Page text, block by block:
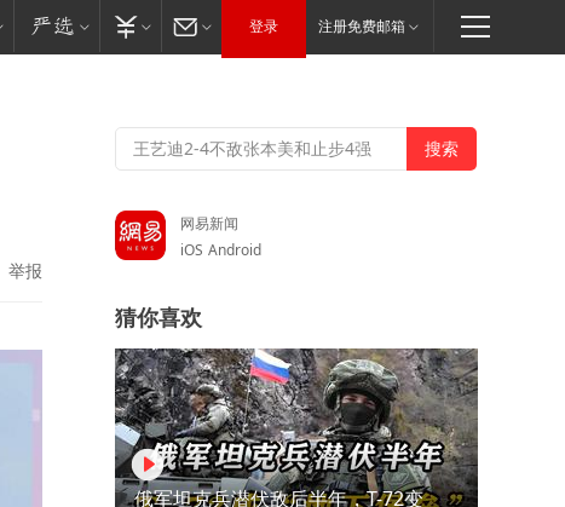
登录 注册免费邮箱
举报
网易新闻
iOS Android
猜你喜欢
俄军坦克兵潜伏敌后半年，T-72变